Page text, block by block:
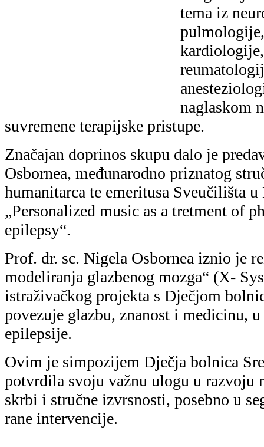
Prof. dr. sc. Nigela Osbornea iznio je
modeliranja glazbenog mozga“ (X-
istraživačkog projekta s Dječjom
povezuje glazbu, znanost i medicinu,
Ovim je simpozijem Dječja bolnica
potvrdila svoju važnu ulogu u razvoju
skrbi i stručne izvrsnosti, posebno u
rane intervencije.